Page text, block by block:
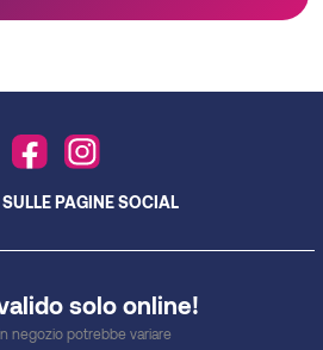
solo online!
negozio potrebbe variare
PAGINE SOCIAL